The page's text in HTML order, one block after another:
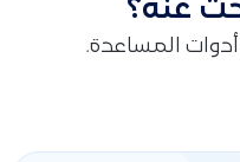
عنه؟
أدوات المساعدة.